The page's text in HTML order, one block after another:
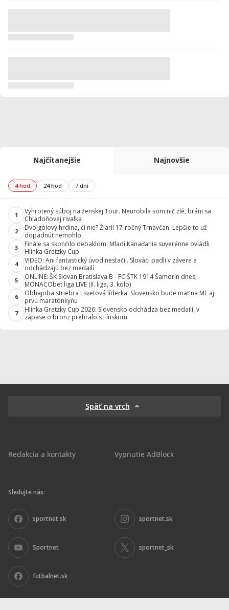
Najčítanejšie Najnovšie
4 hod 24 hod 7 dní
1
Vyhrotený súboj na ženskej Tour. Neurobila som nič zlé, bráni sa
Chladoňovej rivalka
2
Dvojgólový hrdina, či nie? Žiaril 17-ročný Trnavčan: Lepšie to už
dopadnúť nemohlo
3
Finále sa skončilo debaklom. Mladí Kanaďania suverénne ovládli
Hlinka Gretzky Cup
4
VIDEO: Ani fantastický úvod nestačil. Slováci padli v závere a
odchádzajú bez medailí
5
ONLINE: ŠK Slovan Bratislava B - FC ŠTK 1914 Šamorín dnes,
MONACObet liga LIVE (II. liga, 3. kolo)
6
Obhajoba striebra i svetová líderka. Slovensko bude mať na ME aj
prvú maratónkyňu
7
Hlinka Gretzky Cup 2026: Slovensko odchádza bez medailí, v
zápase o bronz prehralo s Fínskom
Späť na vrch
Redakcia a kontakty Vypnutie AdBlock
Sledujte nás:
sportnet.sk sportnet.sk
Sportnet sportnet_sk
futbalnet.sk